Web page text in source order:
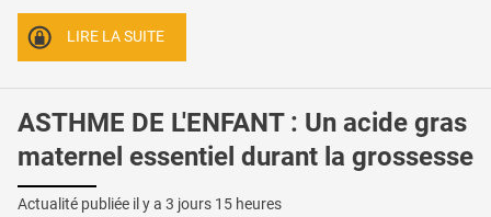
LIRE LA SUITE
ASTHME DE L'ENFANT : Un acide gras
maternel essentiel durant la grossesse
Actualité publiée il y a 3 jours 15 heures